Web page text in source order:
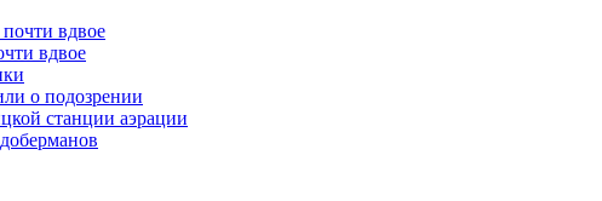
вдвое
о подозрении
станции аэрации